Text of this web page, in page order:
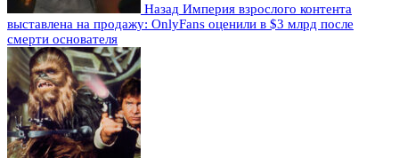
Назад Империя взрослого контента
выставлена на продажу: OnlyFans оценили в $3 млрд после
смерти основателя